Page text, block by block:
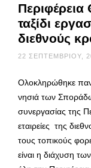
ταξίδι
διεθνούς
22 ΣΕΠΤΕΜΒΡΊΟΥ,
Ολοκληρώθηκε
νησιά των
συνεργασίας της
εταιρείες της
τους τοπικούς
είναι η διάχυση